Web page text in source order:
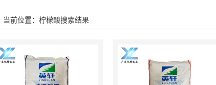
当前位置：柠檬酸搜索结果